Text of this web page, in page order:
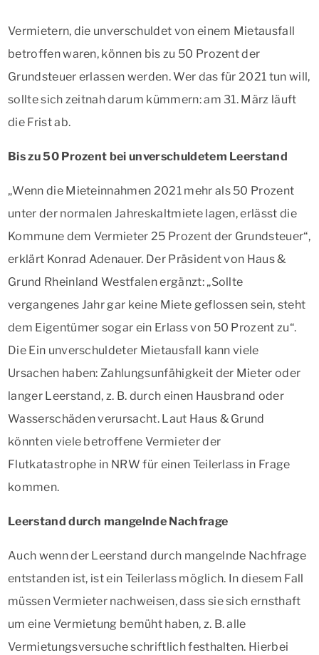
Vermietern, die unverschuldet von einem Mietausfall
betroffen waren, können bis zu 50 Prozent der
Grundsteuer erlassen werden. Wer das für 2021 tun will,
sollte sich zeitnah darum kümmern: am 31. März läuft
die Frist ab.
Bis zu 50 Prozent bei unverschuldetem Leerstand
„Wenn die Mieteinnahmen 2021 mehr als 50 Prozent
unter der normalen Jahreskaltmiete lagen, erlässt die
Kommune dem Vermieter 25 Prozent der Grundsteuer“,
erklärt Konrad Adenauer. Der Präsident von Haus &
Grund Rheinland Westfalen ergänzt: „Sollte
vergangenes Jahr gar keine Miete geflossen sein, steht
dem Eigentümer sogar ein Erlass von 50 Prozent zu“.
Die Ein unverschuldeter Mietausfall kann viele
Ursachen haben: Zahlungsunfähigkeit der Mieter oder
langer Leerstand, z. B. durch einen Hausbrand oder
Wasserschäden verursacht. Laut Haus & Grund
könnten viele betroffene Vermieter der
Flutkatastrophe in NRW für einen Teilerlass in Frage
kommen.
Leerstand durch mangelnde Nachfrage
Auch wenn der Leerstand durch mangelnde Nachfrage
entstanden ist, ist ein Teilerlass möglich. In diesem Fall
müssen Vermieter nachweisen, dass sie sich ernsthaft
um eine Vermietung bemüht haben, z. B. alle
Vermietungsversuche schriftlich festhalten. Hierbei